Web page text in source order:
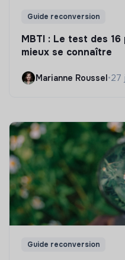
Guide reconversion
MBTI : Le test des
mieux se connaître
Marianne Roussel•27
Guide reconversion